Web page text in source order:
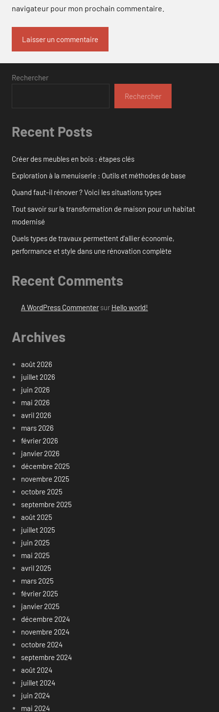
navigateur pour mon prochain commentaire.
Rechercher
Rechercher
Recent Posts
Créer des meubles en bois : étapes clés
Exploration à la menuiserie : Outils et méthodes de base
Quand faut-il rénover ? Voici les situations types
Tout savoir sur la transformation de maison pour un habitat
modernisé
Quels types de travaux permettent d’allier économie,
performance et style dans une rénovation complète
Recent Comments
A WordPress Commentersur Hello world!
Archives
août 2026
juillet 2026
juin 2026
mai 2026
avril 2026
mars 2026
février 2026
janvier 2026
décembre 2025
novembre 2025
octobre 2025
septembre 2025
août 2025
juillet 2025
juin 2025
mai 2025
avril 2025
mars 2025
février 2025
janvier 2025
décembre 2024
novembre 2024
octobre 2024
septembre 2024
août 2024
juillet 2024
juin 2024
mai 2024